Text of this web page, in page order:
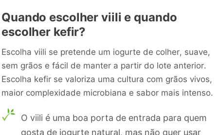
Quando escolher viili e quando
escolher kefir?
Escolha viili se pretende um iogurte de colher, suave,
sem grãos e fácil de manter a partir do lote anterior.
Escolha kefir se valoriza uma cultura com grãos vivos,
maior complexidade microbiana e sabor mais intenso.
O viili é uma boa porta de entrada para quem
gosta de iogurte natural, mas não quer usar